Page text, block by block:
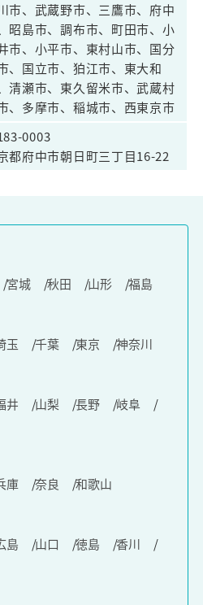
市、武蔵野市、三鷹市、府中
昭島市、調布市、町田市、小
市、小平市、東村山市、国分
、国立市、狛江市、東大和
清瀬市、東久留米市、武蔵村
、多摩市、稲城市、西東京市
0003
都府中市朝日町三丁目16-22
宮城 秋田 山形
福島
玉 千葉 東京
神奈川
井 山梨 長野
岐阜
庫 奈良
和歌山
島 山口 徳島
香川